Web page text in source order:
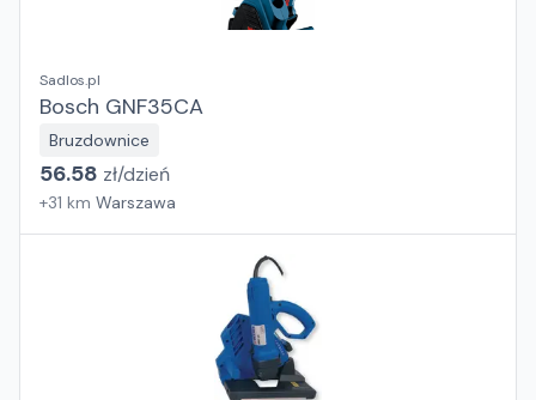
Sadlos.pl
Bosch GNF35CA
Bruzdownice
56.58 zł/dzień
+31 km Warszawa